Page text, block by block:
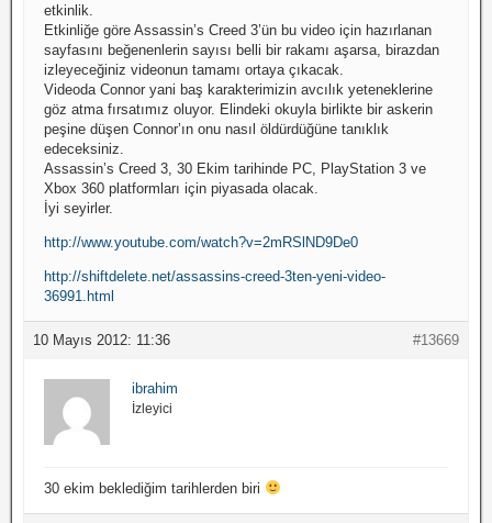
etkinlik.
Etkinliğe göre Assassin’s Creed 3’ün bu video için hazırlanan
sayfasını beğenenlerin sayısı belli bir rakamı aşarsa, birazdan
izleyeceğiniz videonun tamamı ortaya çıkacak.
Videoda Connor yani baş karakterimizin avcılık yeteneklerine
göz atma fırsatımız oluyor. Elindeki okuyla birlikte bir askerin
peşine düşen Connor’ın onu nasıl öldürdüğüne tanıklık
edeceksiniz.
Assassin’s Creed 3, 30 Ekim tarihinde PC, PlayStation 3 ve
Xbox 360 platformları için piyasada olacak.
İyi seyirler.
http://www.youtube.com/watch?v=2mRSlND9De0
http://shiftdelete.net/assassins-creed-3ten-yeni-video-
36991.html
10 Mayıs 2012: 11:36 #13669
ibrahim
İzleyici
30 ekim beklediğim tarihlerden biri